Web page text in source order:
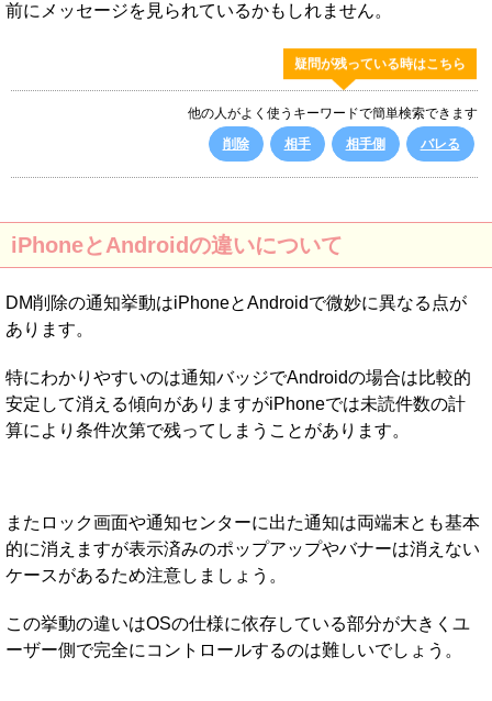
前にメッセージを見られているかもしれません。
疑問が残っている時はこちら
他の人がよく使うキーワードで簡単検索できます
削除
相手 相手側 バレる
iPhoneとAndroidの違いについて
DM削除の通知挙動はiPhoneとAndroidで微妙に異なる点が
あります。
特にわかりやすいのは通知バッジでAndroidの場合は比較的
安定して消える傾向がありますがiPhoneでは未読件数の計
算により条件次第で残ってしまうことがあります。
またロック画面や通知センターに出た通知は両端末とも基本
的に消えますが表示済みのポップアップやバナーは消えない
ケースがあるため注意しましょう。
この挙動の違いはOSの仕様に依存している部分が大きくユ
ーザー側で完全にコントロールするのは難しいでしょう。